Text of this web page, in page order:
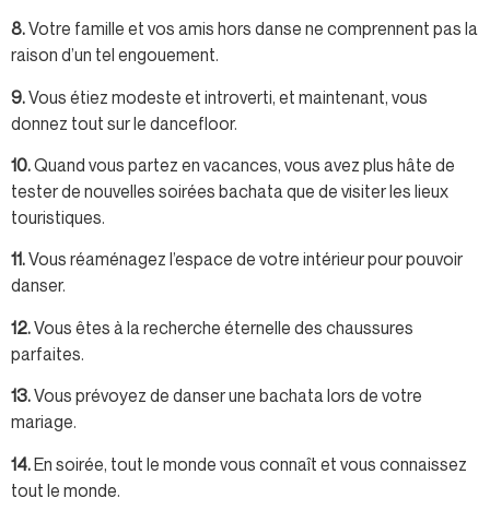
8.Votre famille et vos amis hors danse ne comprennent pas la
raison d’un tel engouement.
9.Vous étiez modeste et introverti, et maintenant, vous
donnez tout sur le dancefloor.
10.Quand vous partez en vacances, vous avez plus hâte de
tester de nouvelles soirées bachata que de visiter les lieux
touristiques.
11.Vous réaménagez l’espace de votre intérieur pour pouvoir
danser.
12.Vous êtes à la recherche éternelle des chaussures
parfaites.
13.Vous prévoyez de danser une bachata lors de votre
mariage.
14.En soirée, tout le monde vous connaît et vous connaissez
tout le monde.